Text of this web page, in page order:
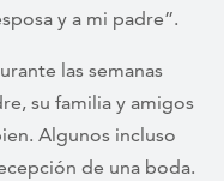
y a mi padre”.
las semanas
su familia y amigos
Algunos incluso
de una boda.